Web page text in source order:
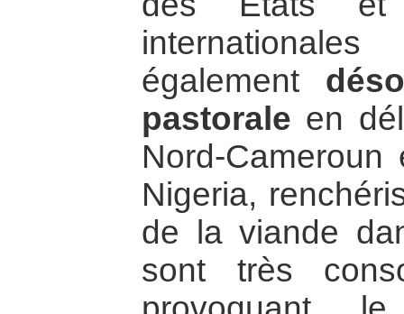
également
pastorale en
Nord-
Nigeria,
de la viande
sont très